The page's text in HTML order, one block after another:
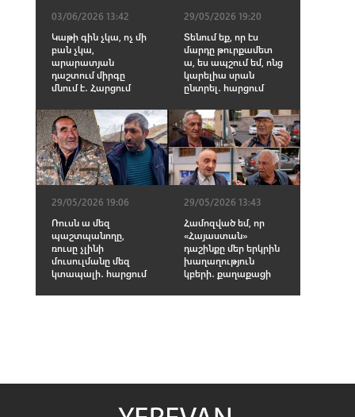
03/06/2026 13:42
Կաթի գին չկա, ոչ մի
բան չկա,
արարատյան
դաշտում միրգը
մնում է․ Հարցում
29/05/2026 19:20
Տենում եք, որ էս
մարդը թուրքամետ
ա, ես ապշում եմ, ոնց
կարելիա սրան
ընտրել․ հարցում
29/05/2026 19:06
Ռուսն ա մեզ
պաշտպանողը,
ռուսը չլինի
մուսուլմանը մեզ
կտապալի․ հարցում
29/05/2026 13:43
Համոզված եմ, որ
«Հայաստան»
դաշինքը մեր երկրին
խաղաղություն
կբերի․ քաղաքացի